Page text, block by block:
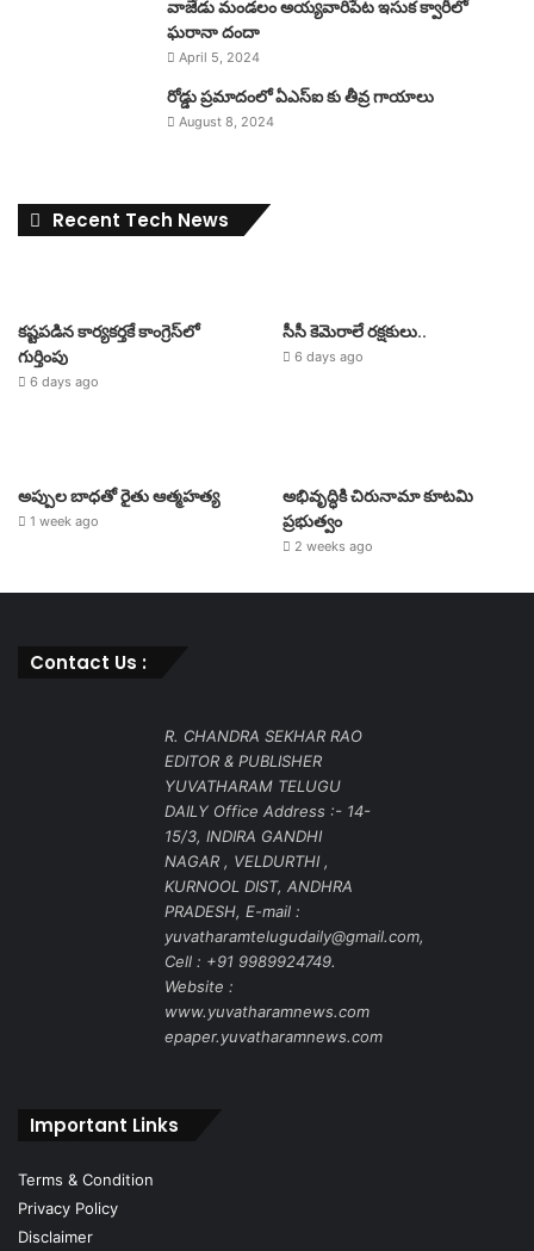
వాజేడు మండలం అయ్యవారిపేట ఇసుక క్వారీలో
ఘరానా దందా
April 5, 2024
రోడ్డు ప్రమాదంలో ఏఎస్ఐ కు తీవ్ర గాయాలు
August 8, 2024
Recent Tech News
కష్టపడిన కార్యకర్తకే కాంగ్రెస్‌లో
గుర్తింపు
6 days ago
సీసీ కెమెరాలే రక్షకులు..
6 days ago
అప్పుల బాధతో రైతు ఆత్మహత్య
1 week ago
అభివృద్ధికి చిరునామా కూటమి
ప్రభుత్వం
2 weeks ago
Contact Us :
R. CHANDRA SEKHAR RAO
EDITOR & PUBLISHER
YUVATHARAM TELUGU
DAILY Office Address :- 14-
15/3, INDIRA GANDHI
NAGAR , VELDURTHI ,
KURNOOL DIST, ANDHRA
PRADESH, E-mail :
yuvatharamtelugudaily@gmail.com,
Cell : +91 9989924749.
Website :
www.yuvatharamnews.com
epaper.yuvatharamnews.com
Important Links
Terms & Condition
Privacy Policy
Disclaimer